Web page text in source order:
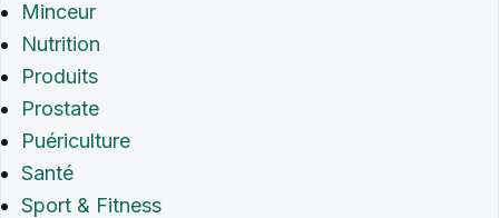
Minceur
Nutrition
Produits
Prostate
Puériculture
Santé
Sport & Fitness